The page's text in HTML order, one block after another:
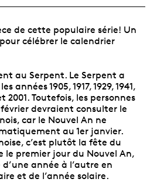
de cette populaire série! Un
célébrer le calendrier
au Serpent. Le Serpent a
années 1905, 1917, 1929, 1941,
2001. Toutefois, les personnes
devraient consulter le
car le Nouvel An ne
au 1er janvier.
c’est plutôt la fête du
le premier jour du Nouvel An,
année à l’autre en
et de l’année solaire.